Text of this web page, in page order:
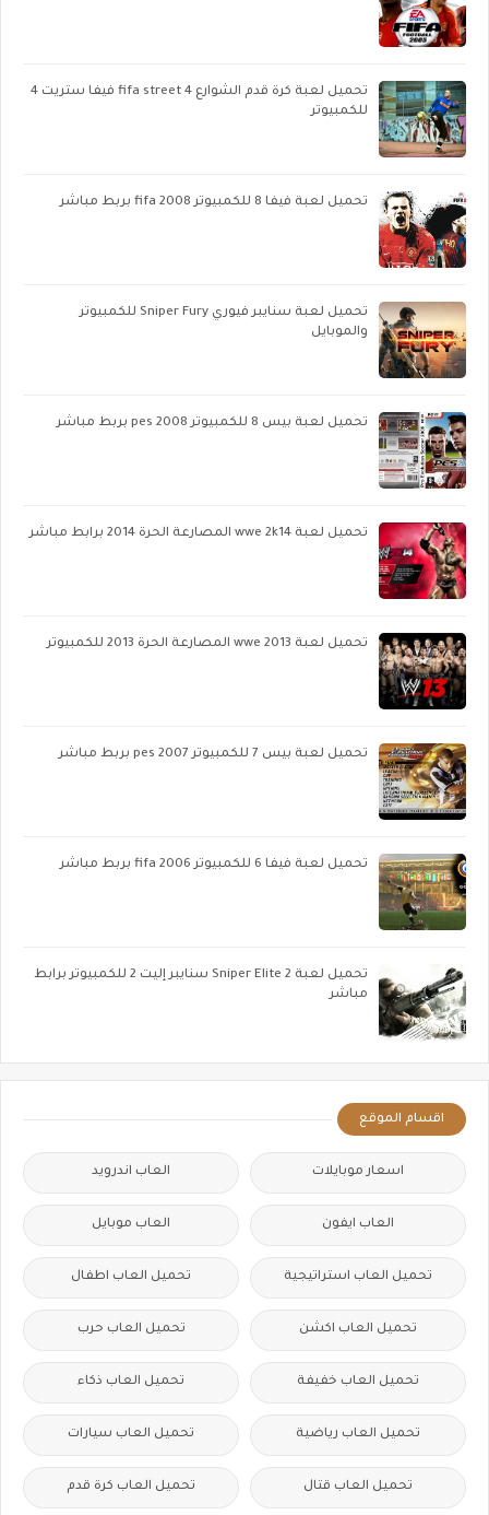
تحميل لعبة كرة قدم الشوارع fifa street 4 فيفا ستريت 4
للكمبيوتر
تحميل لعبة فيفا 8 للكمبيوتر fifa 2008 بربط مباشر
تحميل لعبة سنايبر فيوري Sniper Fury للكمبيوتر
والموبايل
تحميل لعبة بيس 8 للكمبيوتر pes 2008 بربط مباشر
تحميل لعبة wwe 2k14 المصارعة الحرة 2014 برابط مباشر
تحميل لعبة wwe 2013 المصارعة الحرة 2013 للكمبيوتر
تحميل لعبة بيس 7 للكمبيوتر pes 2007 بربط مباشر
تحميل لعبة فيفا 6 للكمبيوتر fifa 2006 بربط مباشر
تحميل لعبة Sniper Elite 2 سنايبر إليت 2 للكمبيوتر برابط
مباشر
اقسام الموقع
اسعار موبايلات العاب اندرويد
العاب ايفون العاب موبايل
تحميل العاب استراتيجية تحميل العاب اطفال
تحميل العاب اكشن تحميل العاب حرب
تحميل العاب خفيفة تحميل العاب ذكاء
تحميل العاب رياضية تحميل العاب سيارات
تحميل العاب قتال تحميل العاب كرة قدم